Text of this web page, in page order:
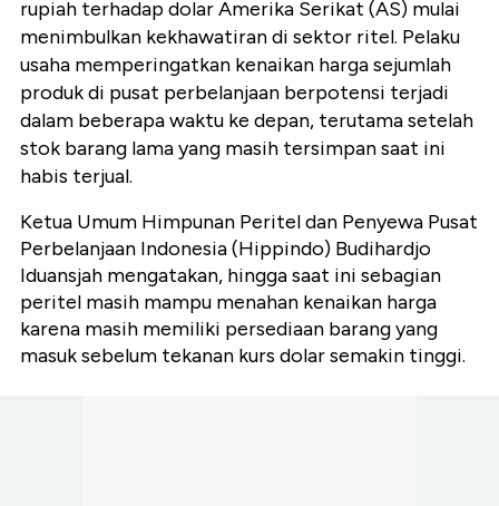
rupiah terhadap dolar Amerika Serikat (AS) mulai
menimbulkan kekhawatiran di sektor ritel. Pelaku
usaha memperingatkan kenaikan harga sejumlah
produk di pusat perbelanjaan berpotensi terjadi
dalam beberapa waktu ke depan, terutama setelah
stok barang lama yang masih tersimpan saat ini
habis terjual.
Ketua Umum Himpunan Peritel dan Penyewa Pusat
Perbelanjaan Indonesia (Hippindo) Budihardjo
Iduansjah mengatakan, hingga saat ini sebagian
peritel masih mampu menahan kenaikan harga
karena masih memiliki persediaan barang yang
masuk sebelum tekanan kurs dolar semakin tinggi.